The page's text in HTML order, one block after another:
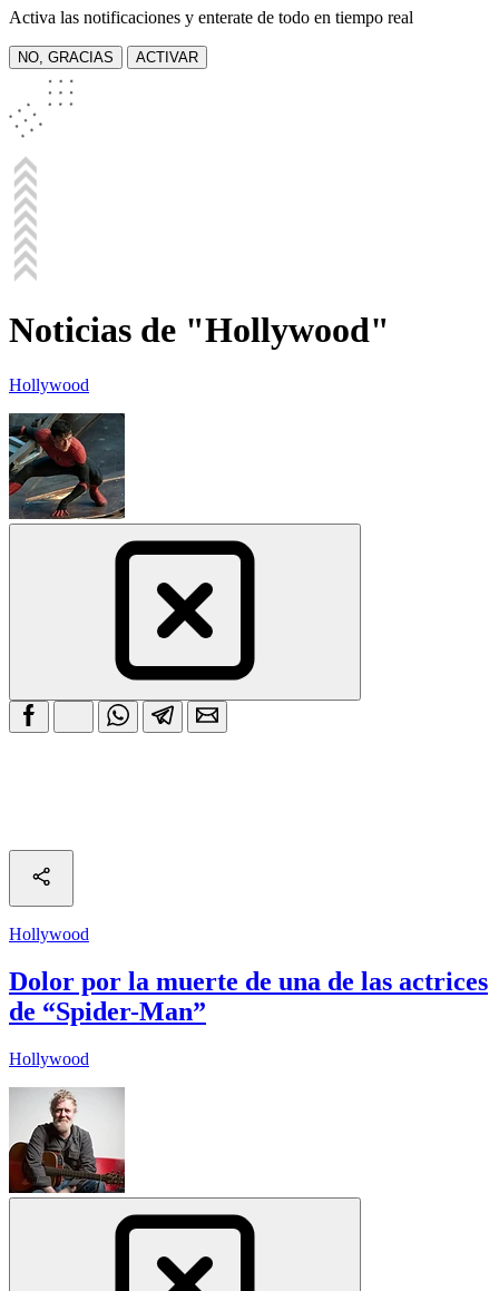
Activa las notificaciones y enterate de todo en tiempo real
NO, GRACIAS ACTIVAR
Noticias de "Hollywood"
Hollywood
Hollywood
Dolor por la muerte de una de las actrices
de “Spider-Man”
Hollywood